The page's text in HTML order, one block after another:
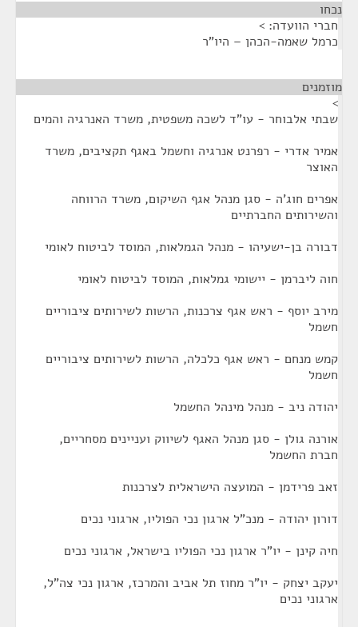
נכחו
חברי הוועדה: >
כרמל שאמה-הכהן – היו"ר
מוזמנים
>
שבתי אלבוחר - עו"ד לשכה משפטית, משרד האנרגיה והמים
אמיר אדרי - רפרנט אנרגיה וחשמל באגף תקציבים, משרד
האוצר
אפרים חוג'ה - סגן מנהל אגף השיקום, משרד הרווחה
והשירותים החברתיים
דבורה בן-ישעיהו - מנהל הגמלאות, המוסד לביטוח לאומי
חוה ליברמן - יישומי גמלאות, המוסד לביטוח לאומי
מירב יוסף - ראש אגף צרכנות, הרשות לשירותים ציבוריים
חשמל
קמש מנחם - ראש אגף כלכלה, הרשות לשירותים ציבוריים
חשמל
יהודה ניב - מנהל מינהל החשמל
אורנה גולן - סגן מנהל האגף לשיווק ועניינים מסחריים,
חברת החשמל
זאב פרידמן - המועצה הישראלית לצרכנות
דורון יהודה - מנכ"ל ארגון נכי הפוליו, ארגוני נכים
חיה קינן - יו"ר ארגון נכי הפוליו בישראל, ארגוני נכים
יעקב יצחק - יו"ר מחוז תל אביב והמרכז, ארגון נכי צה"ל,
ארגוני נכים